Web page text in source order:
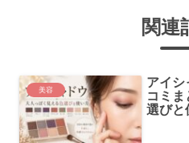
関連
美容
アイシ
コミ
選びと